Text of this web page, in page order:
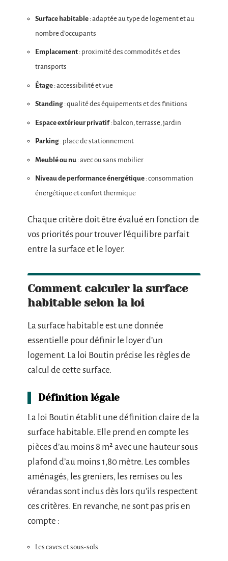
Surface habitable : adaptée au type de logement et au
nombre d’occupants
Emplacement : proximité des commodités et des
transports
Étage : accessibilité et vue
Standing : qualité des équipements et des finitions
Espace extérieur privatif: balcon, terrasse, jardin
Parking : place de stationnement
Meublé ou nu : avec ou sans mobilier
Niveau de performance énergétique : consommation
énergétique et confort thermique
Chaque critère doit être évalué en fonction de
vos priorités pour trouver l’équilibre parfait
entre la surface et le loyer.
Comment calculer la surface
habitable selon la loi
La surface habitable est une donnée
essentielle pour définir le loyer d’un
logement. La loi Boutin précise les règles de
calcul de cette surface.
Définition légale
La loi Boutin établit une définition claire de la
surface habitable. Elle prend en compte les
pièces d’au moins 8 m² avec une hauteur sous
plafond d’au moins 1,80 mètre. Les combles
aménagés, les greniers, les remises ou les
vérandas sont inclus dès lors qu’ils respectent
ces critères. En revanche, ne sont pas pris en
compte :
Les caves et sous-sols